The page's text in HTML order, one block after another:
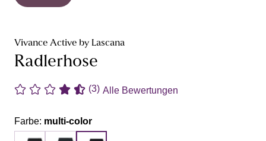
Vivance Active by Lascana
Radlerhose
(3) Alle Bewertungen
Farbe: multi-color